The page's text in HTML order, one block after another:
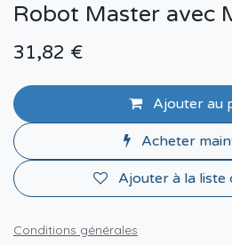
Robot Master avec
31,82 €
Ajouter au
Acheter
Ajouter à la liste
Conditions générales